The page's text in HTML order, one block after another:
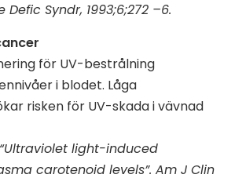
Syndr, 1993;6;272 –6.
för UV-bestrålning
i blodet. Låga
risken för UV-skada i vävnad
light-induced
carotenoid levels”. Am J Clin